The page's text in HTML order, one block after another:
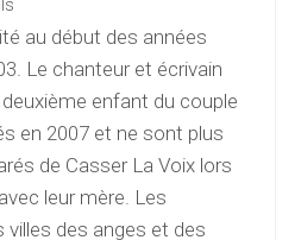
au début des années
Le chanteur et écrivain
enfant du couple
en 2007 et ne sont plus
de Casser La Voix lors
leur mère. Les
des anges et des